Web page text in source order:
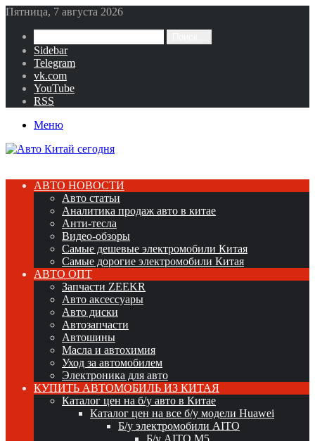
Пятница, 7 августа 2026
Sidebar
Telegram
vk.com
YouTube
RSS
Меню
АВТО НОВОСТИ
Авто статьи
Аналитика продаж авто в китае
Анти-тесла
Видео-обзоры
Самые дешевые электромобили Китая
Самые дорогие электромобили Китая
АВТО ОПТ
Запчасти ZEEKR
Авто аксессуары
Авто диски
Автозапчасти
Автошины
Масла и автохимия
Уход за автомобилем
Электроника для авто
КУПИТЬ АВТОМОБИЛЬ ИЗ КИТАЯ
Каталог цен на б/у авто в Китае
Каталог цен на все б/у модели Huawei
Б/у электромобили AITO
Б/у AITO M5